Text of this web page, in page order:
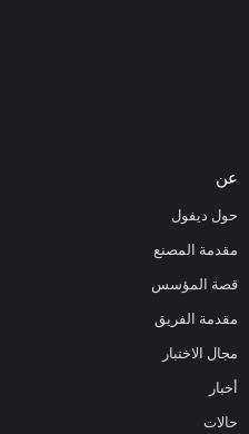
عن
حول ديفول
مقدمة المصنع
قصة المؤسس
مقدمة الفريق
مجال الاختبار
أخبار
حالات